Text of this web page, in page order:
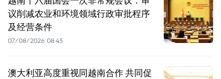
议削减农业和环境领域行政审批程序
及经营条件
07/08/2026 08:45
澳大利亚高度重视同越南合作 共同促